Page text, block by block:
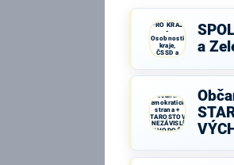
PRO KRAJ
-
Osobnosti
kraje,
ČSSD a
Zelení
a
Občanská
demokratická
strana +
STAROSTOVÉ
A NEZÁVISLÍ a
VÝCHODOČEŠI